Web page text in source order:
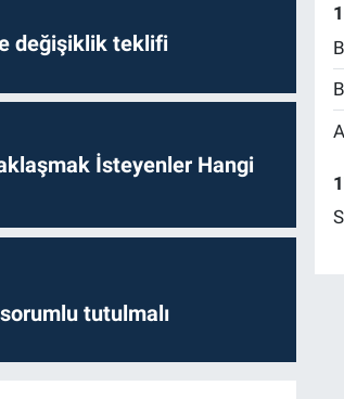
değişiklik teklifi
İsteyenler Hangi
tutulmalı